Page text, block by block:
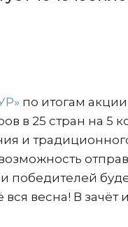
по итогам акции
в 25 стран на 5
и
победителей
весна! В зачёт